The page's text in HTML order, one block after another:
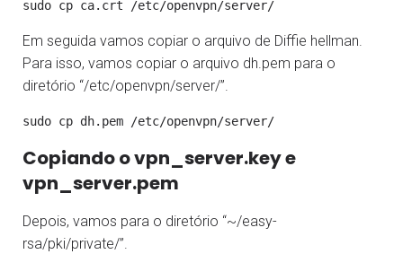
Em seguida vamos copiar o arquivo de Diffie hellman.
Para isso, vamos copiar o arquivo dh.pem para o
diretório “/etc/openvpn/server/”.
Copiando o vpn_server.key e
vpn_server.pem
Depois, vamos para o diretório “~/easy-
rsa/pki/private/”.